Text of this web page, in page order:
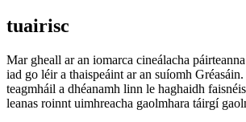
tuairisc
Mar gheall ar an iomarca cineálacha
iad go léir a thaispeáint ar an suíomh
teagmháil a dhéanamh linn le haghaidh
leanas roinnt uimhreacha gaolmhara táirgí